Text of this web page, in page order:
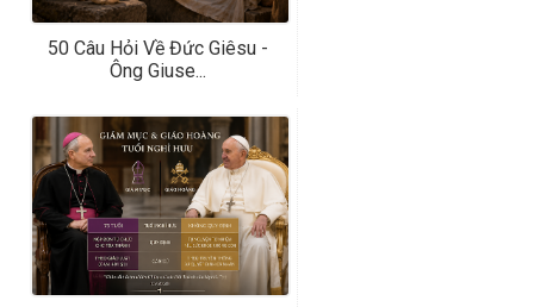
50 Câu Hỏi Về Đức Giêsu -
Ông Giuse...